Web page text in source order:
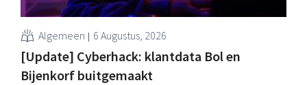
Algemeen 6 Augustus, 2026
[Update] Cyberhack: klantdata Bol en
Bijenkorf buitgemaakt